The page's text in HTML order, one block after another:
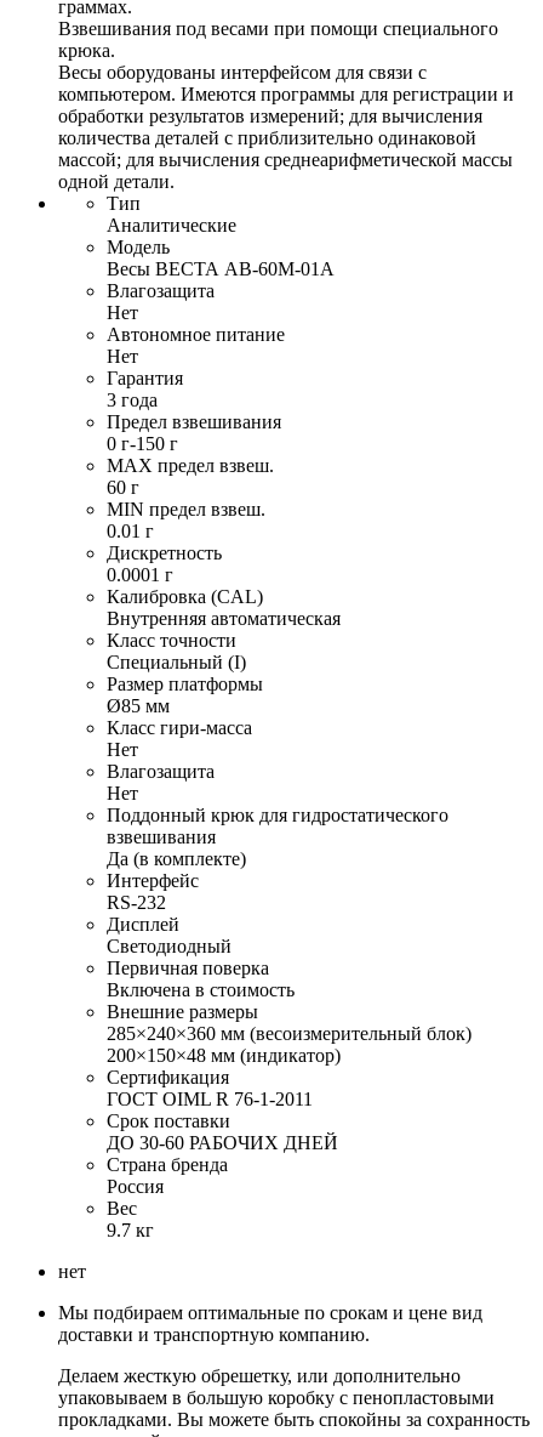
граммах.
Взвешивания под весами при помощи специального
крюка.
Весы оборудованы интерфейсом для связи с
компьютером. Имеются программы для регистрации и
обработки результатов измерений; для вычисления
количества деталей с приблизительно одинаковой
массой; для вычисления среднеарифметической массы
одной детали.
Тип
Аналитические
Модель
Весы ВЕСТА АВ-60М-01А
Влагозащита
Нет
Автономное питание
Нет
Гарантия
3 года
Предел взвешивания
0 г-150 г
MAX предел взвеш.
60 г
MIN предел взвеш.
0.01 г
Дискретность
0.0001 г
Калибровка (CAL)
Внутренняя автоматическая
Класс точности
Специальный (I)
Размер платформы
Ø85 мм
Класс гири-масса
Нет
Влагозащита
Нет
Поддонный крюк для гидростатического
взвешивания
Да (в комплекте)
Интерфейс
RS-232
Дисплей
Светодиодный
Первичная поверка
Включена в стоимость
Внешние размеры
285×240×360 мм (весоизмерительный блок)
200×150×48 мм (индикатор)
Сертификация
ГОСТ OIML R 76-1-2011
Срок поставки
ДО 30-60 РАБОЧИХ ДНЕЙ
Страна бренда
Россия
Вес
9.7 кг
нет
Мы подбираем оптимальные по срокам и цене вид
доставки и транспортную компанию.
Делаем жесткую обрешетку, или дополнительно
упаковываем в большую коробку с пенопластовыми
прокладками. Вы можете быть спокойны за сохранность